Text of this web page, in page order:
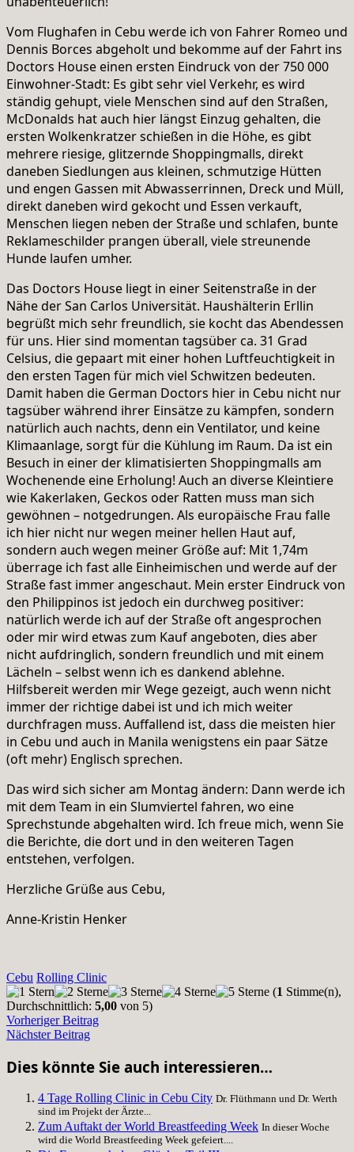
Vom Flughafen in Cebu werde ich von Fahrer Romeo und
Dennis Borces abgeholt und bekomme auf der Fahrt ins
Doctors House einen ersten Eindruck von der 750 000
Einwohner-Stadt: Es gibt sehr viel Verkehr, es wird
ständig gehupt, viele Menschen sind auf den Straßen,
McDonalds hat auch hier längst Einzug gehalten, die
ersten Wolkenkratzer schießen in die Höhe, es gibt
mehrere riesige, glitzernde Shoppingmalls, direkt
daneben Siedlungen aus kleinen, schmutzige Hütten
und engen Gassen mit Abwasserrinnen, Dreck und Müll,
direkt daneben wird gekocht und Essen verkauft,
Menschen liegen neben der Straße und schlafen, bunte
Reklameschilder prangen überall, viele streunende
Hunde laufen umher.
Das Doctors House liegt in einer Seitenstraße in der
Nähe der San Carlos Universität. Haushälterin Erllin
begrüßt mich sehr freundlich, sie kocht das Abendessen
für uns. Hier sind momentan tagsüber ca. 31 Grad
Celsius, die gepaart mit einer hohen Luftfeuchtigkeit in
den ersten Tagen für mich viel Schwitzen bedeuten.
Damit haben die German Doctors hier in Cebu nicht nur
tagsüber während ihrer Einsätze zu kämpfen, sondern
natürlich auch nachts, denn ein Ventilator, und keine
Klimaanlage, sorgt für die Kühlung im Raum. Da ist ein
Besuch in einer der klimatisierten Shoppingmalls am
Wochenende eine Erholung! Auch an diverse Kleintiere
wie Kakerlaken, Geckos oder Ratten muss man sich
gewöhnen – notgedrungen. Als europäische Frau falle
ich hier nicht nur wegen meiner hellen Haut auf,
sondern auch wegen meiner Größe auf: Mit 1,74m
überrage ich fast alle Einheimischen und werde auf der
Straße fast immer angeschaut. Mein erster Eindruck von
den Philippinos ist jedoch ein durchweg positiver:
natürlich werde ich auf der Straße oft angesprochen
oder mir wird etwas zum Kauf angeboten, dies aber
nicht aufdringlich, sondern freundlich und mit einem
Lächeln – selbst wenn ich es dankend ablehne.
Hilfsbereit werden mir Wege gezeigt, auch wenn nicht
immer der richtige dabei ist und ich mich weiter
durchfragen muss. Auffallend ist, dass die meisten hier
in Cebu und auch in Manila wenigstens ein paar Sätze
(oft mehr) Englisch sprechen.
Das wird sich sicher am Montag ändern: Dann werde ich
mit dem Team in ein Slumviertel fahren, wo eine
Sprechstunde abgehalten wird. Ich freue mich, wenn Sie
die Berichte, die dort und in den weiteren Tagen
entstehen, verfolgen.
Herzliche Grüße aus Cebu,
Anne-Kristin Henker
Cebu Rolling Clinic
(1 Stimme(n),
Durchschnittlich: 5,00 von 5)
Vorheriger Beitrag
Nächster Beitrag
Dies könnte Sie auch interessieren…
4 Tage Rolling Clinic in Cebu City Dr. Flüthmann und Dr. Werth
sind im Projekt der Ärzte...
Zum Auftakt der World Breastfeeding Week In dieser Woche
wird die World Breastfeeding Week gefeiert....